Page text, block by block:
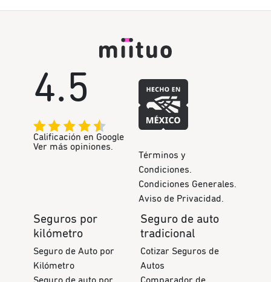
4.5
Calificación en Google
Ver más opiniones.
Términos y
Condiciones.
Condiciones Generales.
Aviso de Privacidad.
Seguros por
kilómetro
Seguro de Auto por
Kilómetro
Seguro de auto por
Seguro de auto
tradicional
Cotizar Seguros de
Autos
Comparador de